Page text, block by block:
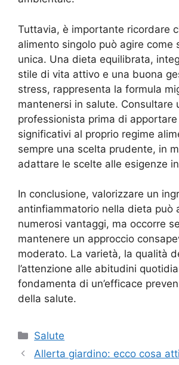
Tuttavia, è importante ricordare
alimento singolo può agire come
unica. Una dieta equilibrata,
stile di vita attivo e una buona
stress, rappresenta la formula
mantenersi in salute. Consultare
professionista prima di
significativi al proprio regime
sempre una scelta prudente, in
adattare le scelte alle esigenze
In conclusione, valorizzare un
antinfiammatorio nella dieta può
numerosi vantaggi, ma occorre
mantenere un approccio
moderato. La varietà, la qualità
l’attenzione alle abitudini
fondamenta di un’efficace
della salute.
Categorie
Salute
Allerta giardino: ecco cosa